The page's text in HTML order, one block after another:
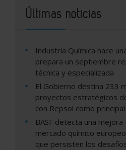
Últimas noticias
Industria Química hace
prepara un septiembre
técnica y especializada
El Gobierno destina 233
proyectos estratégicos
con Repsol como
BASF detecta una
mercado químico
que persisten los